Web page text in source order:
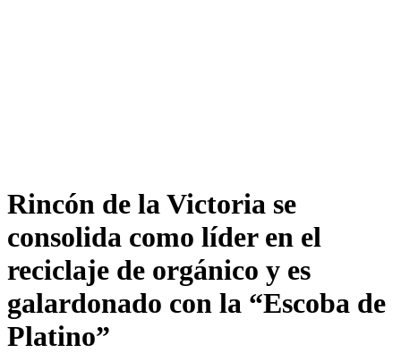
Rincón de la Victoria se
consolida como líder en el
reciclaje de orgánico y es
galardonado con la “Escoba de
Platino”